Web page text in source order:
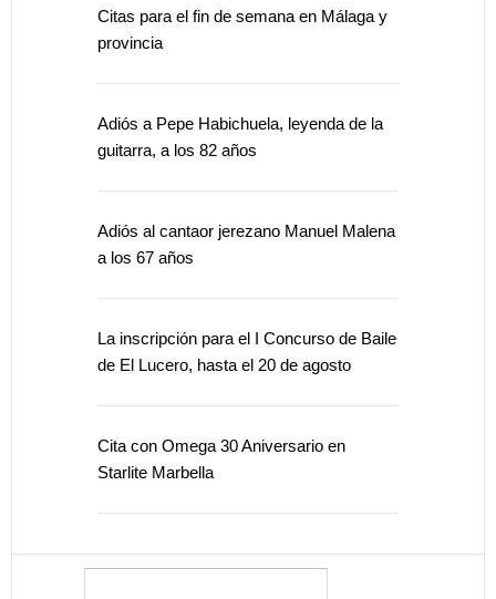
Citas para el fin de semana en Málaga y
provincia
Adiós a Pepe Habichuela, leyenda de la
guitarra, a los 82 años
Adiós al cantaor jerezano Manuel Malena
a los 67 años
La inscripción para el I Concurso de Baile
de El Lucero, hasta el 20 de agosto
Cita con Omega 30 Aniversario en
Starlite Marbella